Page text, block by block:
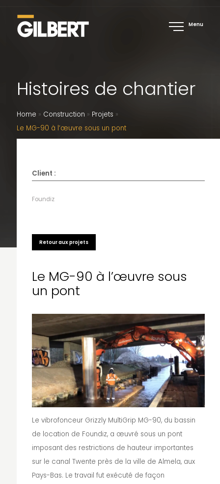
Menu
Histoires de chantier
Home » Construction » Projets »
Le MG-90 à l’œuvre sous un pont
Client :
Foundiz
Retour aux projets
Le MG-90 à l’œuvre sous
un pont
Le vibrofonceur Grizzly MultiGrip MG-90, du bassin
de location de Foundiz, a œuvré sous un pont
imposant des restrictions de hauteur importantes
sur le canal Twente près de la ville de Almela, aux
Pays-Bas. Le travail fut exécuté de façon